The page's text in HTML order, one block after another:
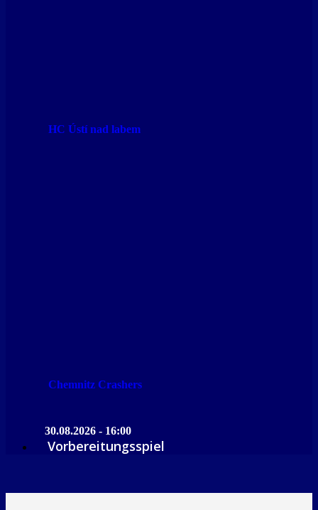
HC Ústí nad labem
Chemnitz Crashers
30.08.2026 - 16:00
Vorbereitungsspiel